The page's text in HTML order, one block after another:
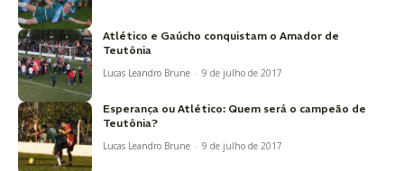
Atlético e Gaúcho conquistam o Amador de
Teutônia
Lucas Leandro Brune - 9 de julho de 2017
Esperança ou Atlético: Quem será o campeão de
Teutônia?
Lucas Leandro Brune - 9 de julho de 2017